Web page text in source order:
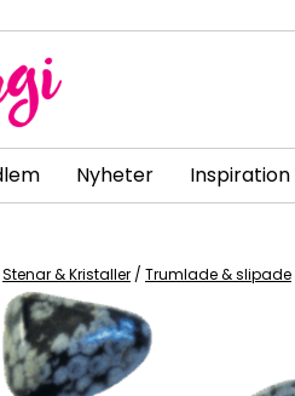
Nyheter Inspiration
Stenar & Kristaller / Trumlade & slipade